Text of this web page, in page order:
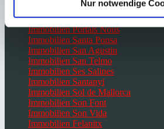
Nur notwendige
Immobilien Palma de Mallorca
Immobilien Port Andratx
Immobilien Portals Nous
Immobilien Santa Ponsa
Immobilien San Agustin
Immobilien San Telmo
Immobilien Ses Salines
Immobilien Santanyi
Immobilien Sol de Mallorca
Immobilien Son Font
Immobilien Son Vida
Immobilien Felanitx